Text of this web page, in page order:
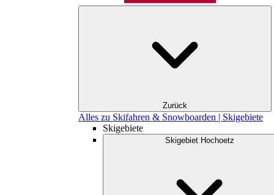
Zurück
Alles zu Skifahren & Snowboarden | Skigebiete
Skigebiete
Skigebiet Hochoetz